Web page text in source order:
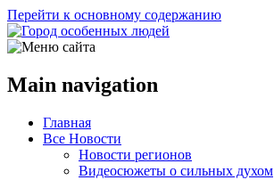
Перейти к основному содержанию
Main navigation
Главная
Все Новости
Новости регионов
Видеосюжеты о сильных духом